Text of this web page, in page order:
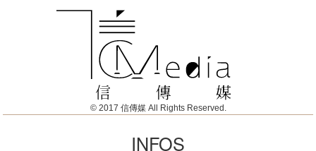
© 2017 信傳媒 All Rights Reserved.
INFOS